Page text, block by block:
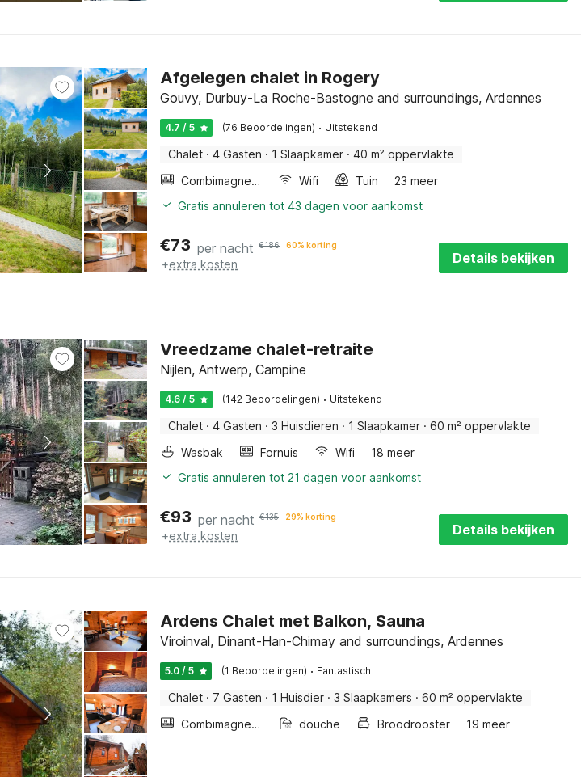
Afgelegen chalet in Rogery
Gouvy, Durbuy-La Roche-Bastogne and surroundings, Ardennes
4.7 / 5 (76 Beoordelingen) · Uitstekend
Chalet · 4 Gasten · 1 Slaapkamer · 40 m² oppervlakte
Combimagnetron
Wifi Tuin
23 meer
Gratis annuleren tot 43 dagen voor aankomst
€73 per nacht €186 60% korting
+extra kosten Details bekijken
Vreedzame chalet-retraite
Nijlen, Antwerp, Campine
4.6 / 5 (142 Beoordelingen) · Uitstekend
Chalet · 4 Gasten · 3 Huisdieren · 1 Slaapkamer · 60 m² oppervlakte
Wasbak
Fornuis Wifi
18 meer
Gratis annuleren tot 21 dagen voor aankomst
€93 per nacht €135 29% korting
+extra kosten Details bekijken
Ardens Chalet met Balkon, Sauna
Viroinval, Dinant-Han-Chimay and surroundings, Ardennes
5.0 / 5 (1 Beoordelingen) · Fantastisch
Chalet · 7 Gasten · 1 Huisdier · 3 Slaapkamers · 60 m² oppervlakte
Combimagnetron
douche Broodrooster 19 meer